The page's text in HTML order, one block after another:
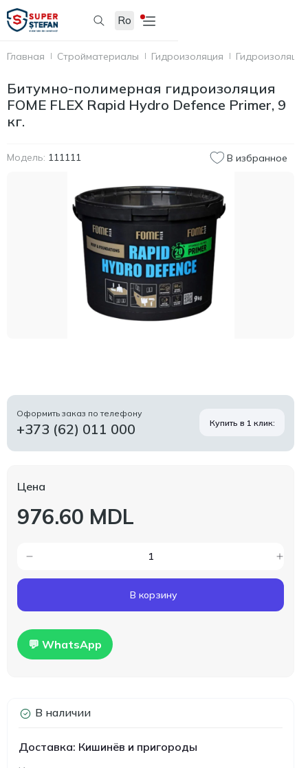
Ro
Главная Стройматериалы Гидроизоляция
Битумно-полимерная гидроизоляция
FOME FLEX Rapid Hydro Defence Primer, 9
кг.
Модель: 111111 В избранное
Оформить заказ по телефону
+373 (62) 011 000 Купить в 1 клик:
Цена
976.60 MDL
В корзину
💬 WhatsApp
В наличии
Доставка: Кишинёв и пригороды